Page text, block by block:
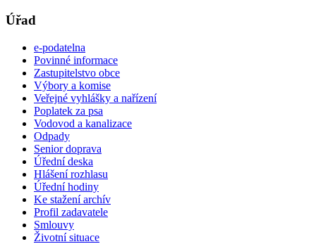
Úřad
e-podatelna
Povinné informace
Zastupitelstvo obce
Výbory a komise
Veřejné vyhlášky a nařízení
Poplatek za psa
Vodovod a kanalizace
Odpady
Senior doprava
Úřední deska
Hlášení rozhlasu
Úřední hodiny
Ke stažení archív
Profil zadavatele
Smlouvy
Životní situace